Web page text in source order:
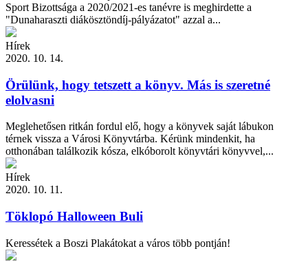
Sport Bizottsága a 2020/2021-es tanévre is meghirdette a
"Dunaharaszti diákösztöndíj-pályázatot" azzal a...
Hírek
2020. 10. 14.
Örülünk, hogy tetszett a könyv. Más is szeretné
elolvasni
Meglehetősen ritkán fordul elő, hogy a könyvek saját lábukon
térnek vissza a Városi Könyvtárba. Kérünk mindenkit, ha
otthonában találkozik kósza, elkóborolt könyvtári könyvvel,...
Hírek
2020. 10. 11.
Töklopó Halloween Buli
Keressétek a Boszi Plakátokat a város több pontján!